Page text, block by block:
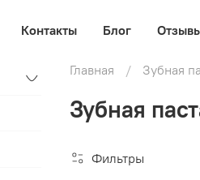
Контакты Блог
Главная Зубная
Зубная
Фильтры